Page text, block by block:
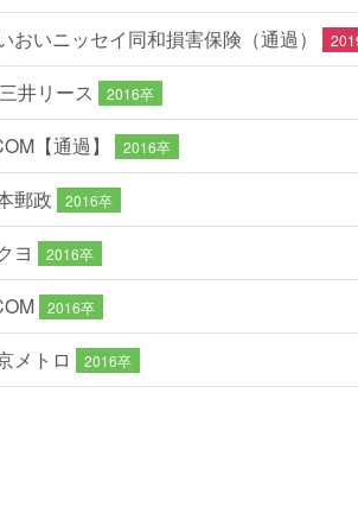
おいニッセイ同和損害保険（通過）
井リース 2016卒
【通過】 2016卒
郵政 2016卒
ヨ 2016卒
2016卒
メトロ 2016卒